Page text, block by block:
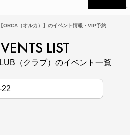
ORCA（オルカ）】のイベント情報・VIP予約
LIST
（クラブ）のイベント一覧